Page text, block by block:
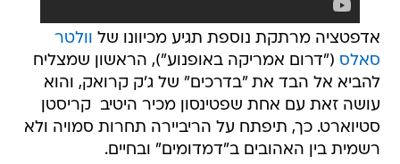
אדפטציה מרתקת נוספת תגיע מכיוונו של וולטר
סאלס ("דרום אמריקה באופנוע"), הראשון שמצליח
להביא אל הבד את "בדרכים" של ג'ק קרואק, והוא
עושה זאת עם אחת שפטינסון מכיר היטיב  קריסטן
סטיוארט. כך, תיפתח על הריביירה תחרות סמויה ולא
רשמית בין האהובים ב"דמדומים" ובחיים.